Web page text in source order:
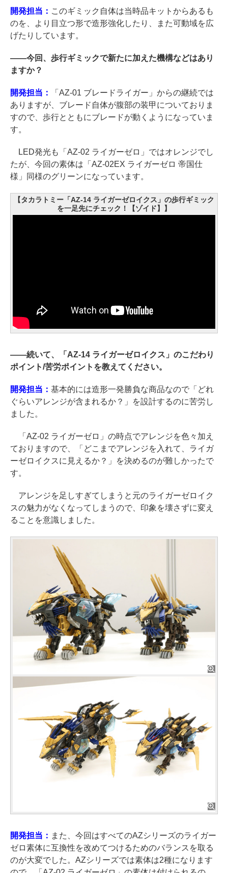
開発担当： このギミック自体は当時品キットからあるも
のを、より目立つ形で造形強化したり、また可動域を広
げたりしています。
――今回、歩行ギミックで新たに加えた機構などはあり
ますか？
開発担当：
「AZ-01 ブレードライガー」からの継続では
ありますが、ブレード自体が腹部の装甲についておりま
すので、歩行とともにブレードが動くようになっていま
す。
LED発光も「AZ-02 ライガーゼロ」ではオレンジでし
たが、今回の素体は「AZ-02EX ライガーゼロ 帝国仕
様」同様のグリーンになっています。
【タカラトミー「AZ-14 ライガーゼロイクス」の歩行ギミック
を一足先にチェック！【ゾイド】】
――続いて、「AZ-14 ライガーゼロイクス」のこだわり
ポイント/苦労ポイントを教えてください。
開発担当： 基本的には造形一発勝負な商品なので「どれ
ぐらいアレンジが含まれるか？」を設計するのに苦労し
ました。
「AZ-02 ライガーゼロ」の時点でアレンジを色々加え
ておりますので、「どこまでアレンジを入れて、ライガ
ーゼロイクスに見えるか？」を決めるのが難しかったで
す。
アレンジを足しすぎてしまうと元のライガーゼロイク
スの魅力がなくなってしまうので、印象を壊さずに変え
ることを意識しました。
開発担当： また、今回はすべてのAZシリーズのライガー
ゼロ素体に互換性を改めてつけるためのバランスを取る
のが大変でした。AZシリーズでは素体は2種になります